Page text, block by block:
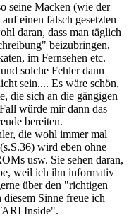
seine Macken (wie der
einen falsch gesetzten
daran, dass man täglich
beizubringen,
im Fernsehen etc.
solche Fehler dann
sein.... Es wäre schön,
die sich an die gängigen
würde mir dann das
bereiten.
die wohl immer mal
wird eben ohne
usw. Sie sehen daran,
weil ich ihn informativ
über den "richtigen
Sinne freue ich
Inside".